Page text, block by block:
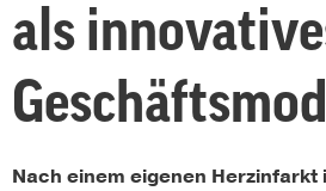
als
Nach einem eigenen Herzinfarkt